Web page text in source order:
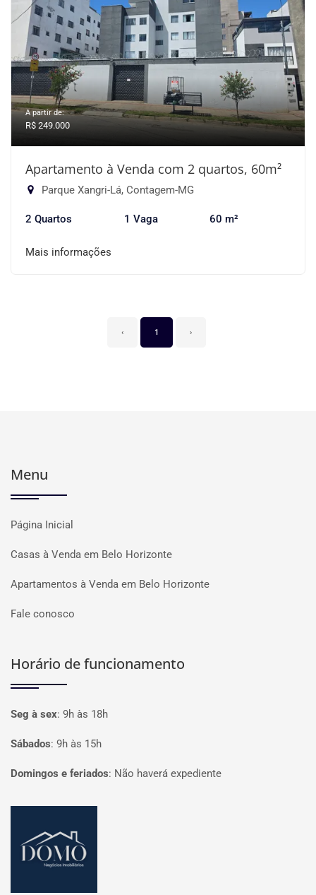
A partir de:
R$ 249.000
Apartamento à Venda com 2 quartos, 60m²
Parque Xangri-Lá, Contagem-MG
2 Quartos 1 Vaga 60 m²
Mais informações
‹ 1 ›
Menu
Página Inicial
Casas à Venda em Belo Horizonte
Apartamentos à Venda em Belo Horizonte
Fale conosco
Horário de funcionamento
Seg à sex: 9h às 18h
Sábados: 9h às 15h
Domingos e feriados: Não haverá expediente